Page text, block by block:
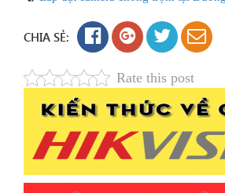
CHIA SẺ:
Rate this post